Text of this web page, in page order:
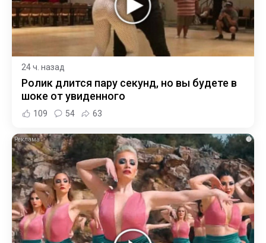
24 ч. назад
Ролик длится пару секунд, но вы будете в
шоке от увиденного
109 54 63
i